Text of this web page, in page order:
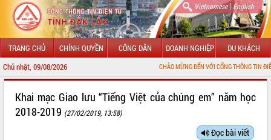
Vietnamese| English
TRANG CHỦ CHÍNH QUYỀN CÔNG DÂN DOANH NGHIỆP DU KHÁCH
Chủ nhật, 09/08/2026 CHÀO MỪNG ĐẾN VỚI CỔNG THÔNG TIN ĐIỆN TỬ TỈNH ĐẮK
LÃNH ĐẠO UBND TỈNH
Khai mạc Giao lưu “Tiếng Việt của chúng em” năm học
2018-2019 (27/02/2019, 13:58)
Đọc bài viết